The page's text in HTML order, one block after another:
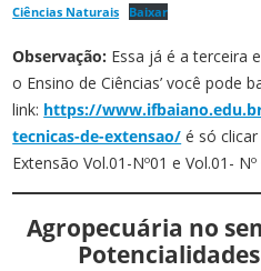
Ciências Naturais
Baixar
Observação: Essa já é a terceira
o Ensino de Ciências’ você pode
link: https://
tecnicas-de-extensao/ é só
Extensão Vol.01-Nº01 e Vol.01- Nº
Agropecuária no